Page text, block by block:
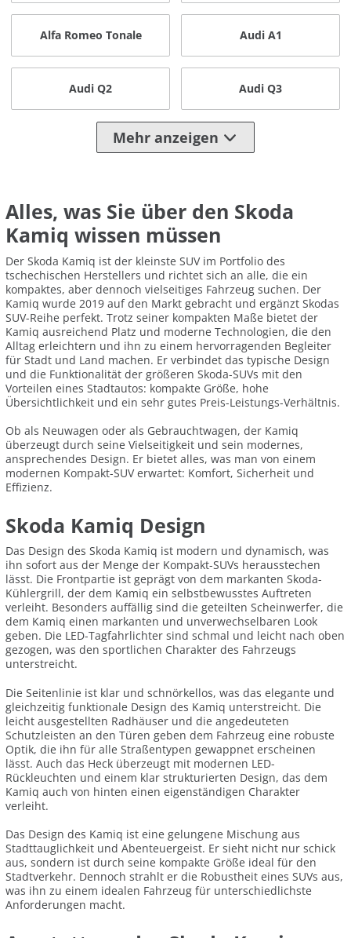
Alfa Romeo Tonale Audi A1
Audi Q2 Audi Q3
Mehr anzeigen
Alles, was Sie über den Skoda
Kamiq wissen müssen
Der Skoda Kamiq ist der kleinste SUV im Portfolio des
tschechischen Herstellers und richtet sich an alle, die ein
kompaktes, aber dennoch vielseitiges Fahrzeug suchen. Der
Kamiq wurde 2019 auf den Markt gebracht und ergänzt Skodas
SUV-Reihe perfekt. Trotz seiner kompakten Maße bietet der
Kamiq ausreichend Platz und moderne Technologien, die den
Alltag erleichtern und ihn zu einem hervorragenden Begleiter
für Stadt und Land machen. Er verbindet das typische Design
und die Funktionalität der größeren Skoda-SUVs mit den
Vorteilen eines Stadtautos: kompakte Größe, hohe
Übersichtlichkeit und ein sehr gutes Preis-Leistungs-Verhältnis.
Ob als Neuwagen oder als Gebrauchtwagen, der Kamiq
überzeugt durch seine Vielseitigkeit und sein modernes,
ansprechendes Design. Er bietet alles, was man von einem
modernen Kompakt-SUV erwartet: Komfort, Sicherheit und
Effizienz.
Skoda Kamiq Design
Das Design des Skoda Kamiq ist modern und dynamisch, was
ihn sofort aus der Menge der Kompakt-SUVs herausstechen
lässt. Die Frontpartie ist geprägt von dem markanten Skoda-
Kühlergrill, der dem Kamiq ein selbstbewusstes Auftreten
verleiht. Besonders auffällig sind die geteilten Scheinwerfer, die
dem Kamiq einen markanten und unverwechselbaren Look
geben. Die LED-Tagfahrlichter sind schmal und leicht nach oben
gezogen, was den sportlichen Charakter des Fahrzeugs
unterstreicht.
Die Seitenlinie ist klar und schnörkellos, was das elegante und
gleichzeitig funktionale Design des Kamiq unterstreicht. Die
leicht ausgestellten Radhäuser und die angedeuteten
Schutzleisten an den Türen geben dem Fahrzeug eine robuste
Optik, die ihn für alle Straßentypen gewappnet erscheinen
lässt. Auch das Heck überzeugt mit modernen LED-
Rückleuchten und einem klar strukturierten Design, das dem
Kamiq auch von hinten einen eigenständigen Charakter
verleiht.
Das Design des Kamiq ist eine gelungene Mischung aus
Stadttauglichkeit und Abenteuergeist. Er sieht nicht nur schick
aus, sondern ist durch seine kompakte Größe ideal für den
Stadtverkehr. Dennoch strahlt er die Robustheit eines SUVs aus,
was ihn zu einem idealen Fahrzeug für unterschiedlichste
Anforderungen macht.